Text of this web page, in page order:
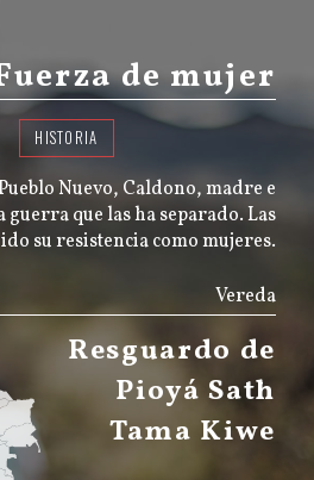
de mujer
HISTORIA
Nuevo, Caldono, madre e
que las ha separado. Las
su resistencia como mujeres.
Vereda
Resguardo de
Pioyá Sath
Tama Kiwe